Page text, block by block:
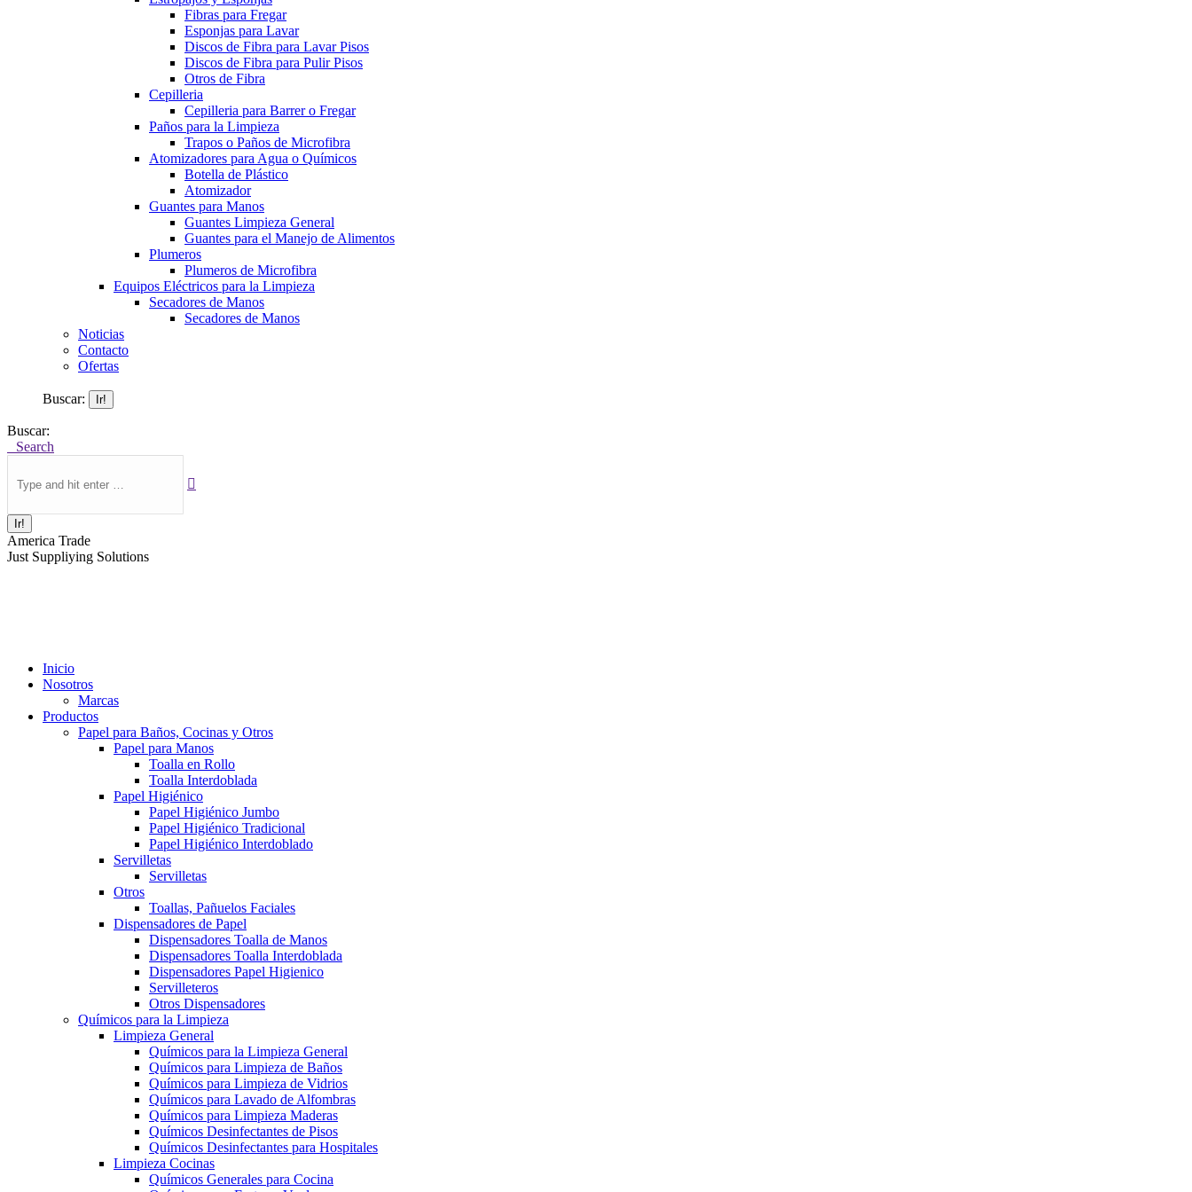
Fibras para Fregar
Esponjas para Lavar
Discos de Fibra para Lavar Pisos
Discos de Fibra para Pulir Pisos
Otros de Fibra
Cepilleria
Cepilleria para Barrer o Fregar
Paños para la Limpieza
Trapos o Paños de Microfibra
Atomizadores para Agua o Químicos
Botella de Plástico
Atomizador
Guantes para Manos
Guantes Limpieza General
Guantes para el Manejo de Alimentos
Plumeros
Plumeros de Microfibra
Equipos Eléctricos para la Limpieza
Secadores de Manos
Secadores de Manos
Noticias
Contacto
Ofertas
Buscar:
Buscar:
Search
America Trade
Just Suppliying Solutions
Inicio
Nosotros
Marcas
Productos
Papel para Baños, Cocinas y Otros
Papel para Manos
Toalla en Rollo
Toalla Interdoblada
Papel Higiénico
Papel Higiénico Jumbo
Papel Higiénico Tradicional
Papel Higiénico Interdoblado
Servilletas
Servilletas
Otros
Toallas, Pañuelos Faciales
Dispensadores de Papel
Dispensadores Toalla de Manos
Dispensadores Toalla Interdoblada
Dispensadores Papel Higienico
Servilleteros
Otros Dispensadores
Químicos para la Limpieza
Limpieza General
Químicos para la Limpieza General
Químicos para Limpieza de Baños
Químicos para Limpieza de Vidrios
Químicos para Lavado de Alfombras
Químicos para Limpieza Maderas
Químicos Desinfectantes de Pisos
Químicos Desinfectantes para Hospitales
Limpieza Cocinas
Químicos Generales para Cocina